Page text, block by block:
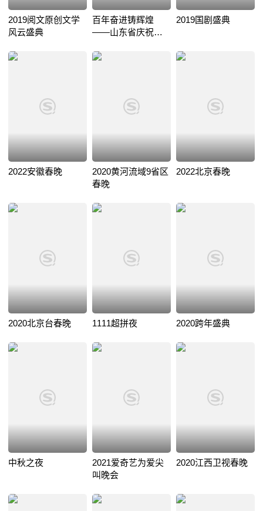
2019阅文原创文学
风云盛典
百年奋进铸辉煌
——山东省庆祝中
年文艺演出
2019国剧盛典
2022安徽春晚
2020黄河流域9省区
春晚
2022北京春晚
2020北京台春晚 1111超拼夜 2020跨年盛典
中秋之夜
2021爱奇艺为爱尖
叫晚会
2020江西卫视春晚